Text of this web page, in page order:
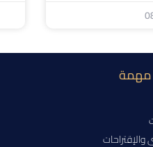
مهمة
والإقتراحات